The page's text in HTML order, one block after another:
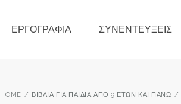
ΕΡΓΟΓΡΑΦΊΑ ΣΥΝΕΝΤΕΎΞΕΙΣ
HOME ΒΙΒΛΊΑ ΓΙΑ ΠΑΙΔΙΆ ΑΠΌ 9 ΕΤΏΝ ΚΑΙ ΠΆΝΩ